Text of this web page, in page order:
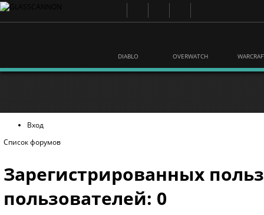
DIABLO OVERWATCH
Вход
Список форумов
Зарегистрированных
пользователей: 0